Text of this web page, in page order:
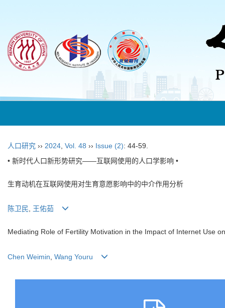
人口研究 ›› 2024 Vol. 48 ›› Issue (2): 44-59.
• 新时代人口新形势研究——互联网使用的人口学影响 •
生育动机在互联网使用对生育意愿影响中的中介作用分析
陈卫民, 王佑茹
Mediating Role of Fertility Motivation in the Impact of Internet Use
Chen Weimin Wang Youru